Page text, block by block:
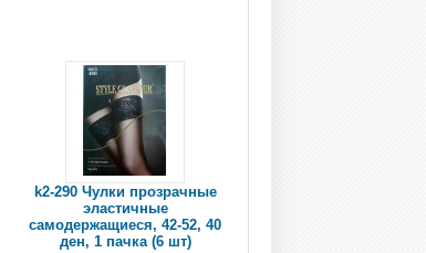
k2-290 Чулки прозрачные
эластичные
самодержащиеся, 42-52, 40
ден, 1 пачка (6 шт)